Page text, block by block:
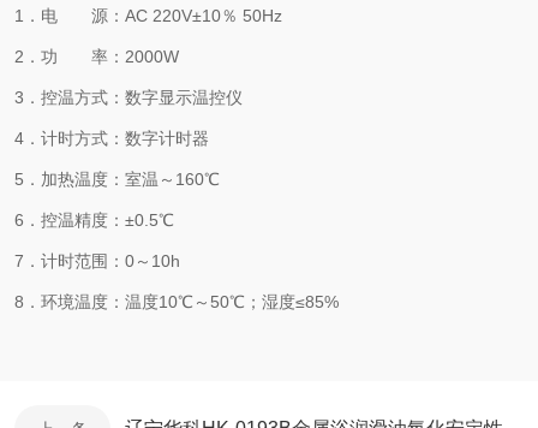
1．电 源：AC 220V±10％ 50Hz
2．功 率：2000W
3．控温方式：数字显示温控仪
4．计时方式：数字计时器
5．加热温度：室温～160℃
6．控温精度：±0.5℃
7．计时范围：0～10h
8．环境温度：温度10℃～50℃；湿度≤85%